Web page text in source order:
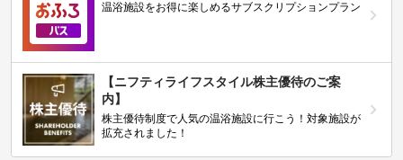
温浴施設をお得に楽しめるサブスクリプションプラン
【ニフティライフスタイル株主優待のご案
内】
株主優待制度で人気の温浴施設に行こう！対象施設が
拡充されました！